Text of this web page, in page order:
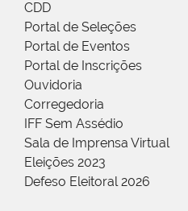
CDD
Portal de Seleções
Portal de Eventos
Portal de Inscrições
Ouvidoria
Corregedoria
IFF Sem Assédio
Sala de Imprensa Virtual
Eleições 2023
Defeso Eleitoral 2026